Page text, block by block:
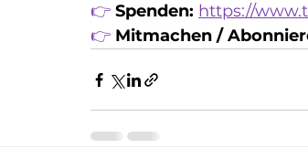
👉 Spenden: https://
👉 Mitmachen /